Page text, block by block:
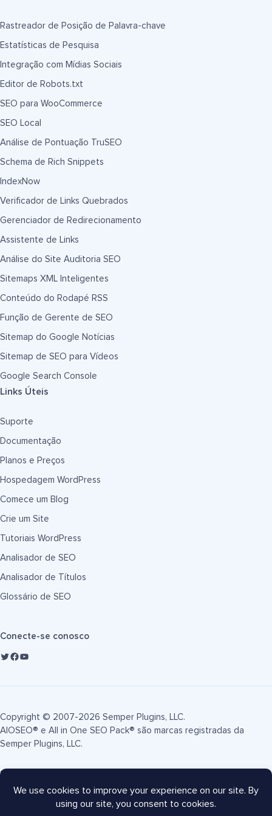
Rastreador de Posição de Palavra-chave
Estatísticas de Pesquisa
Integração com Mídias Sociais
Editor de Robots.txt
SEO para WooCommerce
SEO Local
Análise de Pontuação TruSEO
Schema de Rich Snippets
IndexNow
Verificador de Links Quebrados
Gerenciador de Redirecionamento
Assistente de Links
Análise do Site Auditoria SEO
Sitemaps XML Inteligentes
Conteúdo do Rodapé RSS
Função de Gerente de SEO
Sitemap do Google Notícias
Sitemap de SEO para Vídeos
Google Search Console
Links Úteis
Suporte
Documentação
Planos e Preços
Hospedagem WordPress
Comece um Blog
Crie um Site
Tutoriais WordPress
Analisador de SEO
Analisador de Títulos
Glossário de SEO
Conecte-se conosco
Copyright © 2007-2026 Semper Plugins, LLC.
AIOSEO® e All in One SEO Pack® são marcas registradas da
Semper Plugins, LLC.
Termos de Serviço
Mapa do site
Cupom AIOSEO